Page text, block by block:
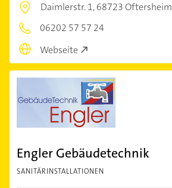
Daimlerstr. 1,68723 Oftersheim
06202 57 57 24
Webseite
Engler Gebäudetechnik
SANITÄRINSTALLATIONEN